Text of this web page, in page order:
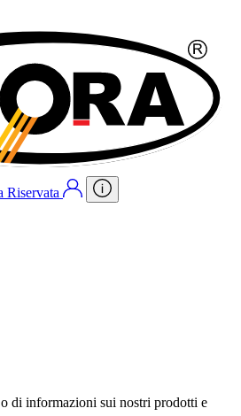
Riservata
o di informazioni sui nostri prodotti e